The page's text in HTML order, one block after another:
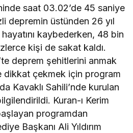
saat 03.02’de 45 saniye
depremin üstünden 26 yıl
kaybederken, 48 bin
kişi de sakat kaldı.
deprem şehitlerini anmak
dikkat çekmek için program
Kavaklı Sahili’nde kurulan
Kuran-ı Kerim
programdan
Başkanı Ali Yıldırım